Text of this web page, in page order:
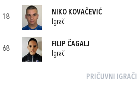
18
NIKO KOVAČEVIĆ
Igrač
68
FILIP ČAGALJ
Igrač
PRIČUVNI IGRAČI